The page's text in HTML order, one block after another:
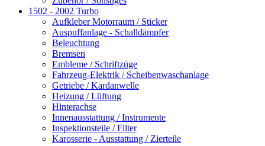
1502 - 2002 Turbo
Aufkleber Motorraum / Sticker
Auspuffanlage - Schalldämpfer
Beleuchtung
Bremsen
Embleme / Schriftzüge
Fahrzeug-Elektrik / Scheibenwaschanlage
Getriebe / Kardanwelle
Heizung / Lüftung
Hinterachse
Innenausstattung / Instrumente
Inspektionsteile / Filter
Karosserie - Ausstattung / Zierteile